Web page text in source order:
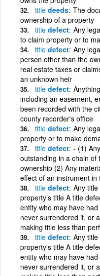
title deeds The
ownership of a property
title defect Any
to claim property or to
title defect Any
person other than the
real estate taxes or
an unknown heir
title defect
including an easement,
been recorded with the
county recorder's office
title defect Any
property or to make
title defect - (1)
outstanding in a chain of
ownership (2) Any
effect of an instrument in
title defect Any title
property’s title A title
entity who may have
never surrendered it, or
making title less than
title defect Any
property's title A title
entity who may have
never surrendered it, or